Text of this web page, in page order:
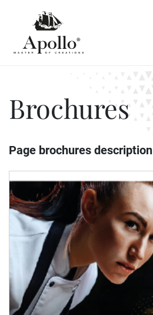
Brochures
Page brochures description